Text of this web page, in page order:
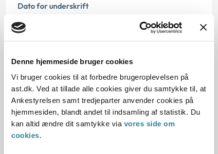
Denne hjemmeside bruger cookies
Vi bruger cookies til at forbedre brugeroplevelsen på
ast.dk. Ved at tillade alle cookies giver du samtykke til, at
Ankestyrelsen samt tredjeparter anvender cookies på
hjemmesiden, blandt andet til indsamling af statistik. Du
kan altid ændre dit samtykke via vores side om
cookies.
Dato for underskrift
30.04.2011
Paragraf
§ 96 § 12 § 114
Journalnummer